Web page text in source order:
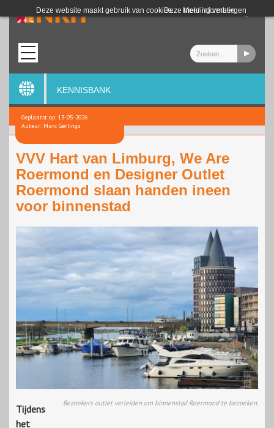
Deze website maakt gebruik van cookies. Meer informatie
Deze melding verbergen
Login
KENNISBANK
Geplaatst op: 13-05-2026
Auteur: Marc Gerlings
VVV Hart van Limburg, We Are
Roermond en Designer Outlet
Roermond slaan handen ineen
voor binnenstad
Bezoekers outlet verleiden om binnenstad Roermond te bezoeken.
Tijdens
het